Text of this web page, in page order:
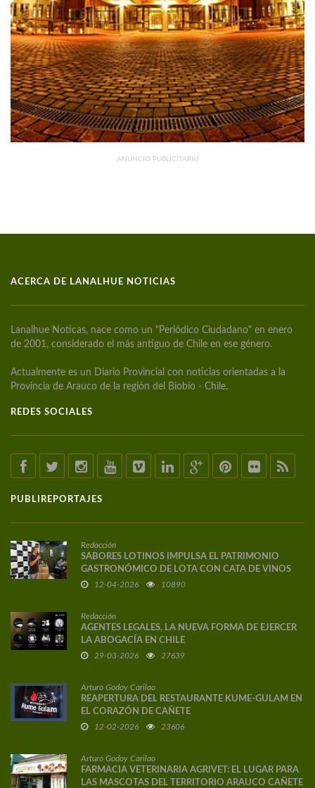
DISMINUYERON 15,4% INTERANUAL
ANUNCIO PUBLICITARIO
ACERCA DE LANALHUE NOTICIAS
Lanalhue Noticas, nace como un "Periódico Ciudadano" en enero
de 2001, considerado el más antiguo de Chile en ese género.
Actualmente es un Diario Provincial con noticias orientadas a la
Provincia de Arauco de la región del Biobío - Chile.
REDES SOCIALES
PUBLIREPORTAJES
Redacción
SABORES LOTINOS IMPULSA EL PATRIMONIO
GASTRONÓMICO DE LOTA CON CATA DE VINOS
DE AUTOR
12-04-2026 10890
Redacción
AGENTES LEGALES, LA NUEVA FORMA DE EJERCER
LA ABOGACÍA EN CHILE
29-03-2026 27639
Arturo Godoy Carilao
REAPERTURA DEL RESTAURANTE KUME-GULAM EN
EL CORAZÓN DE CAÑETE
12-02-2026 23606
Arturo Godoy Carilao
FARMACIA VETERINARIA AGRIVET: EL LUGAR PARA
LAS MASCOTAS DEL TERRITORIO ARAUCO CAÑETE